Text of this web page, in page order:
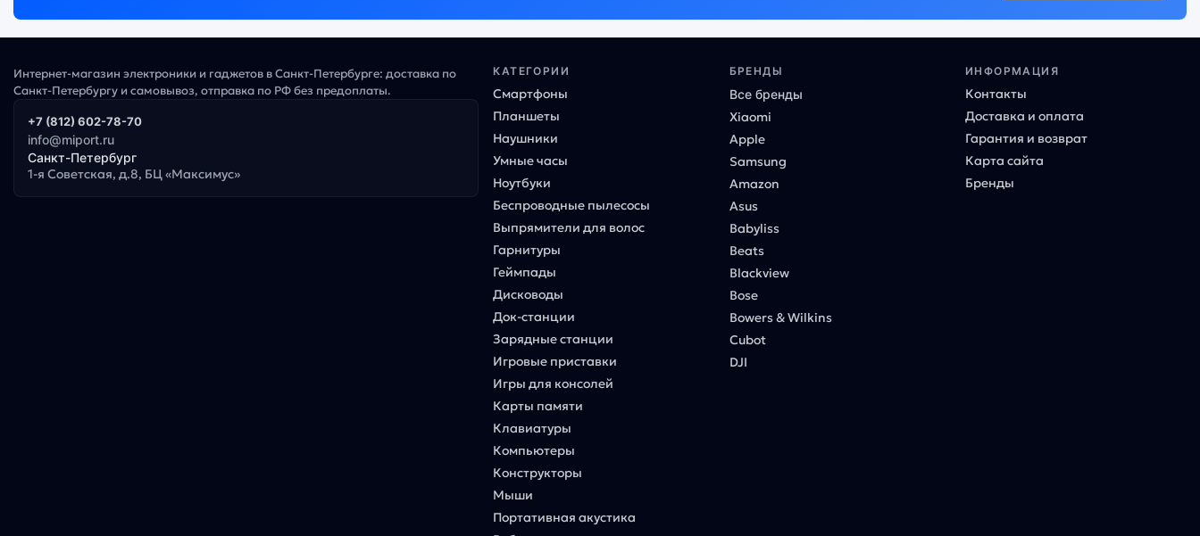
Интернет-магазин электроники и гаджетов в Санкт-Петербурге: доставка по
Санкт-Петербургу и самовывоз, отправка по РФ без предоплаты.
+7 (812) 602-78-70
info@miport.ru
Санкт-Петербург
1-я Советская, д.8, БЦ «Максимус»
КАТЕГОРИИ
Смартфоны
Планшеты
Наушники
Умные часы
Ноутбуки
Беспроводные пылесосы
Выпрямители для волос
Гарнитуры
Геймпады
Дисководы
Док-станции
Зарядные станции
Игровые приставки
Игры для консолей
Карты памяти
Клавиатуры
Компьютеры
Конструкторы
Мыши
Портативная акустика
БРЕНДЫ
Все бренды
Xiaomi
Apple
Samsung
Amazon
Asus
Babyliss
Beats
Blackview
Bose
Bowers & Wilkins
Cubot
DJI
ИНФОРМАЦИЯ
Контакты
Доставка и оплата
Гарантия и возврат
Карта сайта
Бренды